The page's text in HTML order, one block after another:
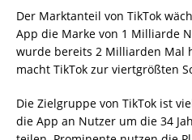
Der Marktanteil von TikTok
App die Marke von 1 Milliarde
wurde bereits 2 Milliarden Mal
macht TikTok zur viertgrößten
Die Zielgruppe von TikTok ist
die App an Nutzer um die 34